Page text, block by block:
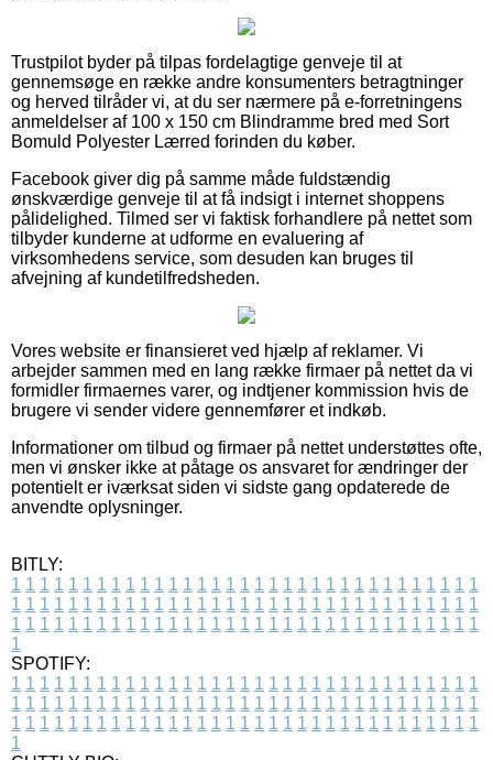
Trustpilot byder på tilpas fordelagtige genveje til at
gennemsøge en række andre konsumenters betragtninger
og herved tilråder vi, at du ser nærmere på e-forretningens
anmeldelser af 100 x 150 cm Blindramme bred med Sort
Bomuld Polyester Lærred forinden du køber.
Facebook giver dig på samme måde fuldstændig
ønskværdige genveje til at få indsigt i internet shoppens
pålidelighed. Tilmed ser vi faktisk forhandlere på nettet som
tilbyder kunderne at udforme en evaluering af
virksomhedens service, som desuden kan bruges til
afvejning af kundetilfredsheden.
Vores website er finansieret ved hjælp af reklamer. Vi
arbejder sammen med en lang række firmaer på nettet da vi
formidler firmaernes varer, og indtjener kommission hvis de
brugere vi sender videre gennemfører et indkøb.
Informationer om tilbud og firmaer på nettet understøttes ofte,
men vi ønsker ikke at påtage os ansvaret for ændringer der
potentielt er iværksat siden vi sidste gang opdaterede de
anvendte oplysninger.
BITLY:
1 1 1 1 1 1 1 1 1 1 1 1 1 1 1 1 1 1 1 1 1 1 1 1 1 1 1 1 1 1 1 1 1
1 1 1 1 1 1 1 1 1 1 1 1 1 1 1 1 1 1 1 1 1 1 1 1 1 1 1 1 1 1 1 1 1
1 1 1 1 1 1 1 1 1 1 1 1 1 1 1 1 1 1 1 1 1 1 1 1 1 1 1 1 1 1 1 1 1
1
SPOTIFY:
1 1 1 1 1 1 1 1 1 1 1 1 1 1 1 1 1 1 1 1 1 1 1 1 1 1 1 1 1 1 1 1 1
1 1 1 1 1 1 1 1 1 1 1 1 1 1 1 1 1 1 1 1 1 1 1 1 1 1 1 1 1 1 1 1 1
1 1 1 1 1 1 1 1 1 1 1 1 1 1 1 1 1 1 1 1 1 1 1 1 1 1 1 1 1 1 1 1 1
1